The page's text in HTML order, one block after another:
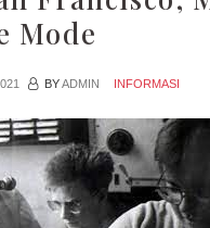
Mode
BYADMIN INFORMASI